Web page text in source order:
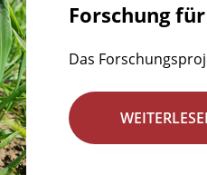
Forschung
Das